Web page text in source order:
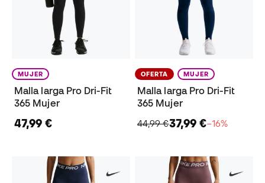
MUJER
Malla larga Pro Dri-Fit
365 Mujer
47,99 €
OFERTA MUJER
Malla larga Pro Dri-Fit
365 Mujer
44,99 €37,99 €−16%